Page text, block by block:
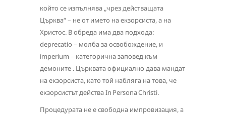
който се изпълнява „чрез действащата
Църква“ – не от името на екзорсиста, а на
Христос. В обреда има два подхода:
deprecatio – молба за освобождение, и
imperium – категорична заповед към
демоните . Църквата официално дава мандат
на екзорсиста, като той набляга на това, че
екзорсистът действа In Persona Christi.
Процедурата не е свободна импровизация, а